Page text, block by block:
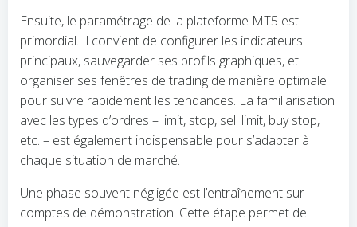
Ensuite, le paramétrage de la plateforme MT5 est
primordial. Il convient de configurer les indicateurs
principaux, sauvegarder ses profils graphiques, et
organiser ses fenêtres de trading de manière optimale
pour suivre rapidement les tendances. La familiarisation
avec les types d’ordres – limit, stop, sell limit, buy stop,
etc. – est également indispensable pour s’adapter à
chaque situation de marché.
Une phase souvent négligée est l’entraînement sur
comptes de démonstration. Cette étape permet de